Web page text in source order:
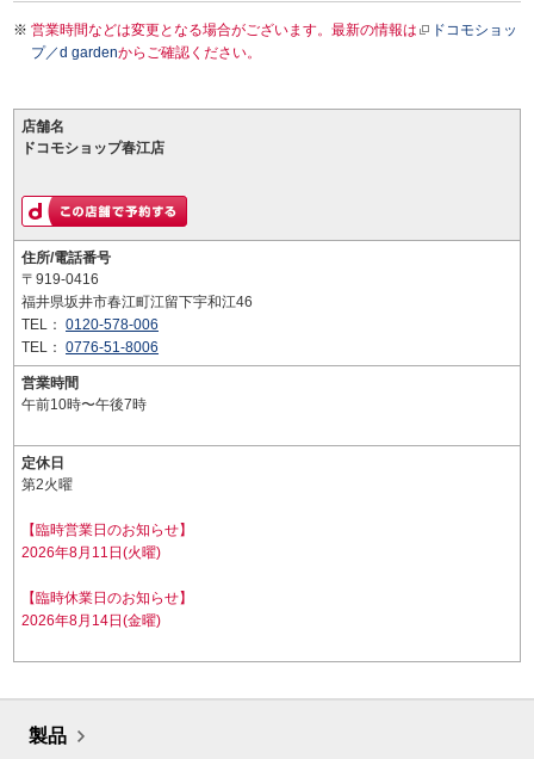
営業時間などは変更となる場合がございます。最新の情報は
ドコモショッ
プ／d gardenからご確認ください。
店舗名
ドコモショップ春江店
住所/電話番号
〒919-0416
福井県坂井市春江町江留下宇和江46
TEL： 0120-578-006
TEL： 0776-51-8006
営業時間
午前10時〜午後7時
定休日
第2火曜
【臨時営業日のお知らせ】
2026年8月11日(火曜)
【臨時休業日のお知らせ】
2026年8月14日(金曜)
製品